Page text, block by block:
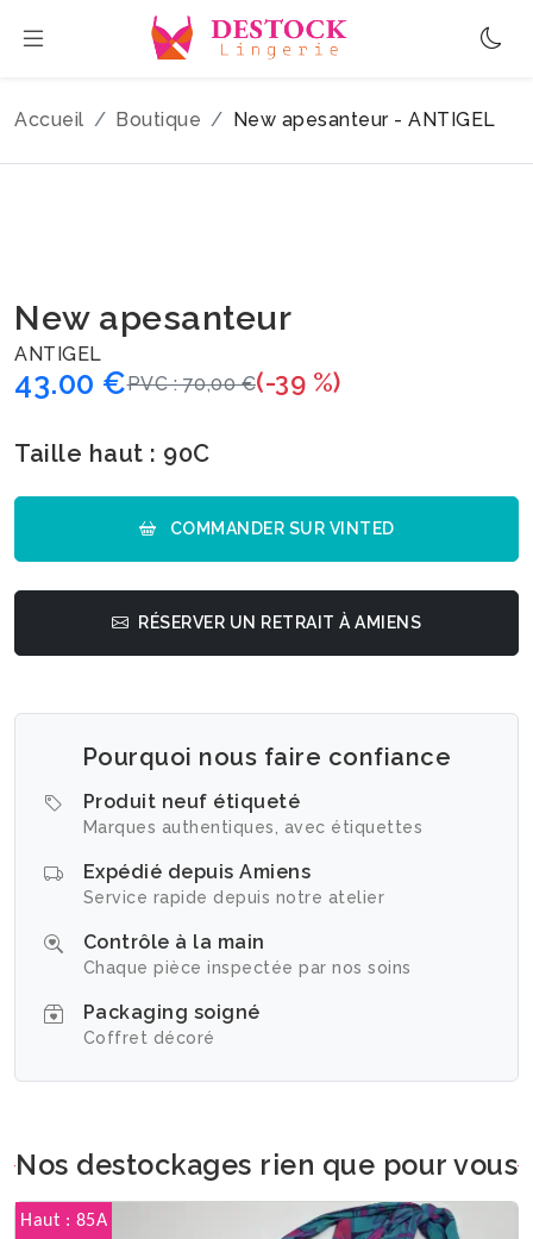
Accueil Boutique New apesanteur - ANTIGEL
New apesanteur
ANTIGEL
43.00 €PVC : 70,00 €(-39 %)
Taille haut : 90C
COMMANDER SUR VINTED
RÉSERVER UN RETRAIT À AMIENS
Pourquoi nous faire confiance
Produit neuf étiqueté
Marques authentiques, avec étiquettes
Expédié depuis Amiens
Service rapide depuis notre atelier
Contrôle à la main
Chaque pièce inspectée par nos soins
Packaging soigné
Coffret décoré
Nos destockages rien que pour vous
Haut : 85A